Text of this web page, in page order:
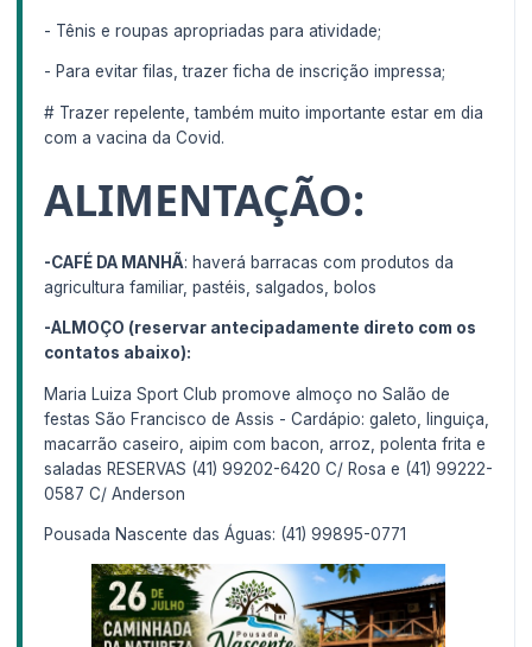
- Tênis e roupas apropriadas para atividade;
- Para evitar filas, trazer ficha de inscrição impressa;
# Trazer repelente, também muito importante estar em dia
com a vacina da Covid.
ALIMENTAÇÃO:
-CAFÉ DA MANHÃ: haverá barracas com produtos da
agricultura familiar, pastéis, salgados, bolos
-ALMOÇO (reservar antecipadamente direto com os
contatos abaixo):
Maria Luiza Sport Club promove almoço no Salão de
festas São Francisco de Assis - Cardápio: galeto, linguiça,
macarrão caseiro, aipim com bacon, arroz, polenta frita e
saladas RESERVAS (41) 99202-6420 C/ Rosa e (41) 99222-
0587 C/ Anderson
Pousada Nascente das Águas: (41) 99895-0771